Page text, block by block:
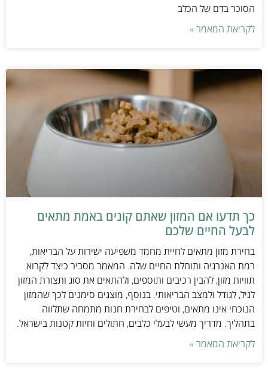
הסוכר בדם של הכלב
לקריאת המאמר »
כך תדעו אם המזון שאתם קונים באמת מתאים
לבעל החיים שלכם
בחירת מזון מתאים לחיית מחמד משפיעה ישירות על הבריאות,
רמת האנרגיה ותוחלת החיים שלה. המאמר מסביר כיצד לקרוא
תוויות מזון, להבין רכיבים ותוספים, ולהתאים את סוג ותצורת המזון
לגיל, לגודל ולמצב הבריאותי. בנוסף, מוצגים סימנים לכך שהמזון
הנוכחי אינו מתאים, וטיפים לבחירת חנות מתמחה שתלווה
בתהליך. מדריך מעשי לבעלי כלבים, חתולים וחיות קטנות בישראל.
לקריאת המאמר »